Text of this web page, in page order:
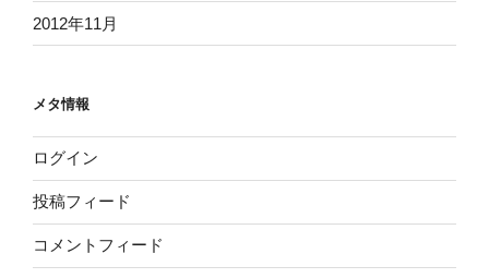
2012年11月
メタ情報
ログイン
投稿フィード
コメントフィード